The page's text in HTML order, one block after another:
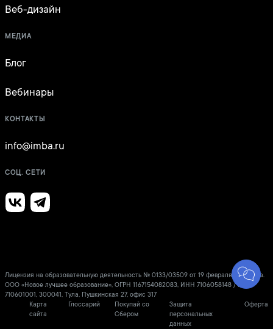
Веб-дизайн
МЕДИА
Блог
Вебинары
КОНТАКТЫ
info@imba.ru
СОЦ. СЕТИ
Лицензия на образовательную деятельность № 0133/03509 от 19 февраля 2021 года.
ООО «Новое лучшее образование», ОГРН 1167154082083, ИНН 7106058148 / КПП
710601001, 300041, Тула, Пушкинская 27, офис 317
Карта
сайта
Глоссарий
Покупай со
Сбером
Защита
персональных
данных
Оферта